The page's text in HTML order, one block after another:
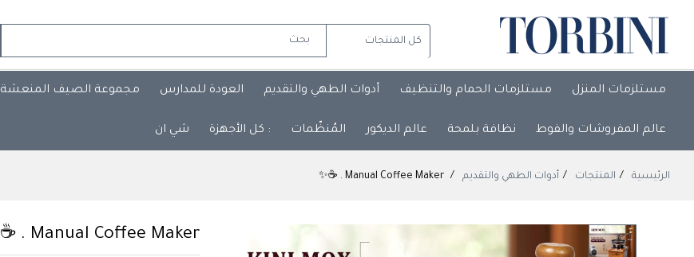
مستلزمات المنزل مستلزمات الحمام والتنظيف أدوات الطهي والتقديم العودة للمدارس مجموعة الصيف المنعشة
عالم المفروشات والفوط نظافة بلمحة عالم الديكور المُنظّمات : كل الأجهزة شي ان
الرئيسية المنتجات أدوات الطهي والتقديم
Manual Coffee Maker . ☕✨